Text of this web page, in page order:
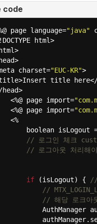
방법
있습니다.
드할 수 있습니다.
조회할 수 있습니다.
다.
code
page language="java"
html>
charset="EUC-KR">
title
<%@ page import=
<%@ page import=
<%
boolean isLogout
// 로그인 체크
// 로그아웃 처리해
if (isLogout) {
//
//
// 해당 로크아
AuthManager